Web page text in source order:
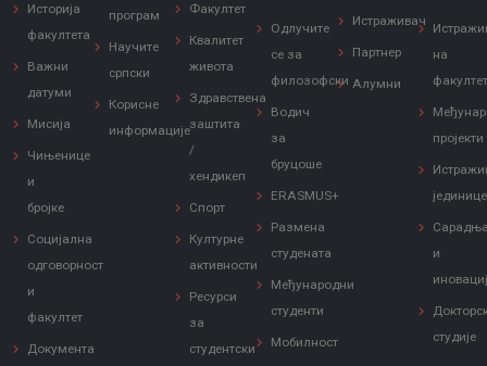
Историја
факултета
Важни
датуми
Мисија
Чињенице
и
бројке
Социјална
одговорност
и
факултет
Документа
програм
Научите
српски
Корисне
информације
Факултет
Квалитет
живота
Здравствена
заштита
/
хендикеп
Спорт
Културне
активности
Ресурси
за
студентски
Одлучите
се за
филозофски
Водич
за
бруцоше
ERASMUS+
Размена
студената
Међународни
студенти
Мобилност
Истраживач
Партнер
Алумни
на
пројекти
јединице
и
студије